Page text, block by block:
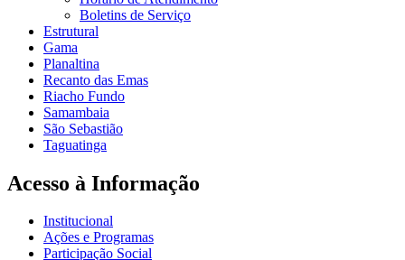
Boletins de Serviço
Estrutural
Gama
Planaltina
Recanto das Emas
Riacho Fundo
Samambaia
São Sebastião
Taguatinga
Acesso à Informação
Institucional
Ações e Programas
Participação Social